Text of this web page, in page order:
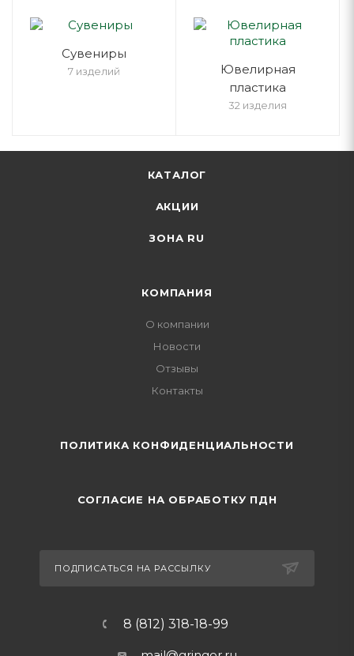
Cувениры
7 изделий
Ювелирная
пластика
32 изделия
КАТАЛОГ
АКЦИИ
ЗОНА RU
КОМПАНИЯ
О компании
Новости
Отзывы
Контакты
ПОЛИТИКА КОНФИДЕНЦИАЛЬНОСТИ
СОГЛАСИЕ НА ОБРАБОТКУ ПДН
ПОДПИСАТЬСЯ НА РАССЫЛКУ
8 (812) 318-18-99